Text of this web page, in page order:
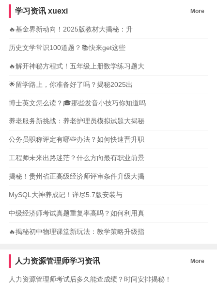
学习资讯 xuexi More
🔥基金界新动向！2025版教材大揭秘：升
历史文学常识100道题？📚快来get这些
🔥解开神秘方程式！五年级上册数学练习题大
🌟留学路上，你准备好了吗？揭秘2025出
博士英文怎么读？🎓那些发音小技巧你知道吗
养老服务新挑战：养老护理员模拟试题大揭秘
公务员职称评定有哪些办法？如何快速晋升职
工程师未来出路迷茫？什么方向最有职业前景
揭秘！贵州省正高级经济师评审条件升级大揭
MySQL大神养成记！详尽5.7版安装与
中级经济师考试真题重复率高吗？如何利用真
🔥揭秘初中物理课堂新玩法：教学策略升级指
人力资源管理师学习资讯 More
人力资源管理师考试后多久能查成绩？时间安排揭秘！